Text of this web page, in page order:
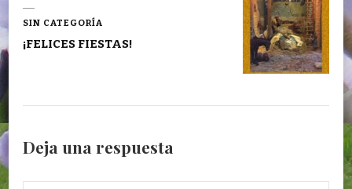
SIN CATEGORÍA
¡FELICES FIESTAS!
Deja una respuesta